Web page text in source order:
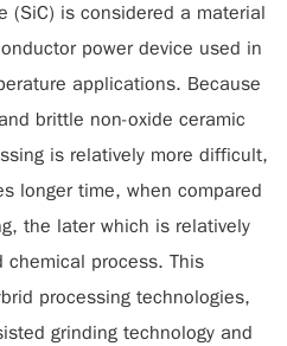
(SiC) is considered a material
power device used in
applications. Because
brittle non-oxide ceramic
is relatively more difficult,
longer time, when compared
the later which is relatively
chemical process. This
processing technologies,
grinding technology and